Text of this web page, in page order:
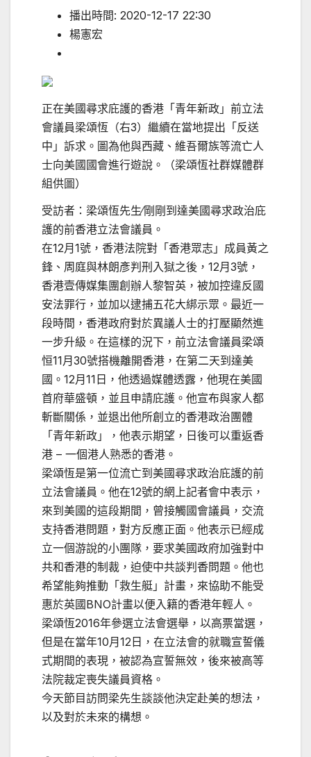
播出時間: 2020-12-17 22:30
楊憲宏
正在美國尋求庇護的香港「青年新政」前立法
會議員梁頌恆（右3）繼續在當地提出「反送
中」訴求。圖為他與西藏、維吾爾族等流亡人
士向美國國會進行遊說。（梁頌恆社群媒體群
組供圖）
受訪者：梁頌恆先生∕剛剛到達美國尋求政治庇
護的前香港立法會議員。
在12月1號，香港法院對「香港眾志」成員黃之
鋒、周庭與林朗彥判刑入獄之後，12月3號，
香港壹傳媒集團創辦人黎智英，被加控違反國
安法罪行，並加以逮捕五花大綁示眾。最近一
段時間，香港政府對於異議人士的打壓顯然進
一步升級。在這樣的況下，前立法會議員梁頌
恒11月30號搭機離開香港，在第二天到達美
國。12月11日，他透過媒體透露，他現在美國
首府華盛頓，並且申請庇護。他宣布與家人都
斬斷關係，並退出他所創立的香港政治團體
「青年新政」，他表示期望，日後可以重返香
港 – 一個港人熟悉的香港。
梁頌恆是第一位流亡到美國尋求政治庇護的前
立法會議員。他在12號的網上記者會中表示，
來到美國的這段期間，曾接觸國會議員，交流
支持香港問題，對方反應正面。他表示已經成
立一個游說的小團隊，要求美國政府加強對中
共和香港的制裁，迫使中共談判香問題。他也
希望能夠推動「救生艇」計畫，來協助不能受
惠於英國BNO計畫以便入籍的香港年輕人。
梁頌恆2016年參選立法會選舉，以高票當選，
但是在當年10月12日，在立法會的就職宣誓儀
式期間的表現，被認為宣誓無效，後來被高等
法院裁定喪失議員資格。
今天節目訪問梁先生談談他決定赴美的想法，
以及對於未來的構想。